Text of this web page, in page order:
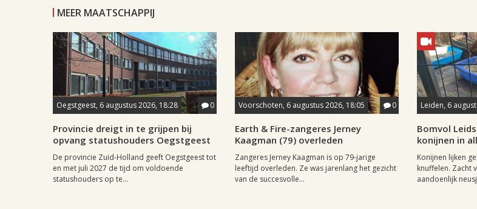
MEER MAATSCHAPPIJ
Oegstgeest, 6 augustus 2026, 18:28 0
Provincie dreigt in te grijpen bij
opvang statushouders Oegstgeest
De provincie Zuid-Holland geeft Oegstgeest tot
en met juli 2027 de tijd om voldoende
statushouders op te...
Voorschoten, 6 augustus 2026, 18:05 0
Earth & Fire-zangeres Jerney
Kaagman (79) overleden
Zangeres Jerney Kaagman is op 79-jarige
leeftijd overleden. Ze was jarenlang het gezicht
van de succesvolle...
Leiden, 6
Bomvol
konijnen in
Konijnen lijken
knuffelen. Zacht
aandoenlijk